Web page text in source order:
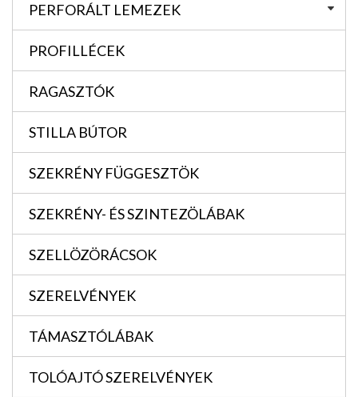
PERFORÁLT LEMEZEK
PROFILLÉCEK
RAGASZTÓK
STILLA BÚTOR
SZEKRÉNY FÜGGESZTÖK
SZEKRÉNY- ÉS SZINTEZÖLÁBAK
SZELLÖZÖRÁCSOK
SZERELVÉNYEK
TÁMASZTÓLÁBAK
TOLÓAJTÓ SZERELVÉNYEK